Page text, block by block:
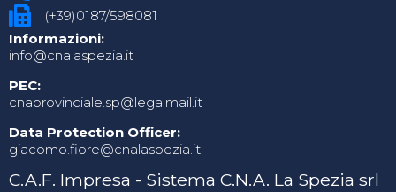
(+39)0187/598081
Informazioni:
info@cnalaspezia.it
PEC:
cnaprovinciale.sp@legalmail.it
Data Protection Officer:
giacomo.fiore@cnalaspezia.it
C.A.F. Impresa - Sistema C.N.A. La Spezia srl